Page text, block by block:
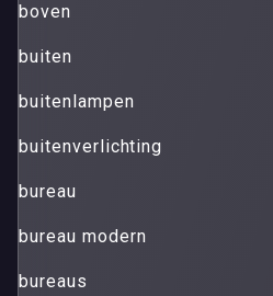
boven
buiten
buitenlampen
buitenverlichting
bureau
bureau modern
bureaus